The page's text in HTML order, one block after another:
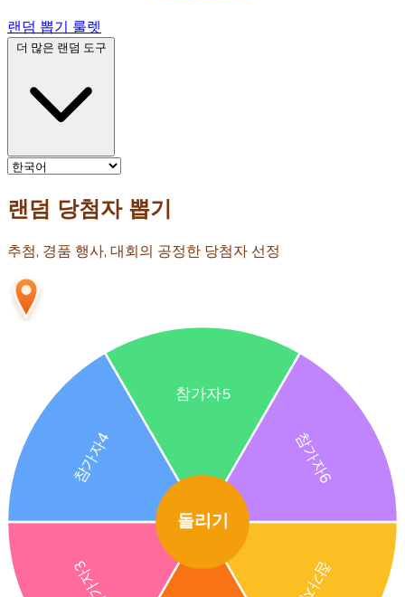
랜덤 뽑기 룰렛
랜덤 당첨자 뽑기
추첨, 경품 행사, 대회의 공정한 당첨자 선정
참가자4
참가자5
참가자6
돌리기